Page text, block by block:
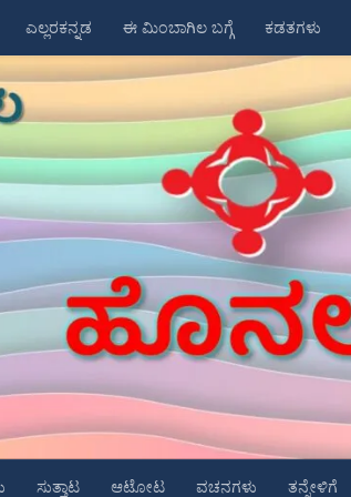
ಎಲ್ಲರಕನ್ನಡ ಈ ಮಿಂಬಾಗಿಲ ಬಗ್ಗೆ ಕಡತಗಳು
ಸುತ್ತಾಟ ಆಟೋಟ ವಚನಗಳು ತನ್ನೇಳಿಗೆ